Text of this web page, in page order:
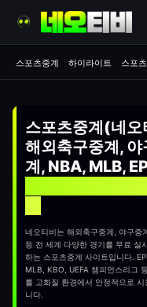
스포츠중계 하이라이트 스포
스포츠중계(네
해외축구중계, 야
계, NBA, MLB,
네오티비는 해외축구중계, 야구중
등 전 세계 다양한 경기를 무료 실
하는 스포츠중계 사이트입니다.
MLB, KBO, UEFA 챔피언스리그
를 고화질 환경에서 안정적으로
니다.